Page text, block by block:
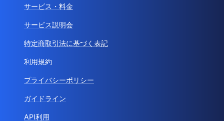
サービス・料金
サービス説明会
特定商取引法に基づく表記
利用規約
プライバシーポリシー
ガイドライン
API利用